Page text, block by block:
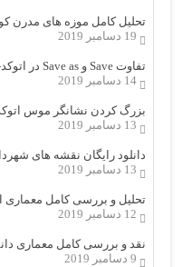
تحلیل کامل موزه های مدرن
19 دسامبر 2019
تفاوت Save و Save as در اتوکد-زمان autocad Save as
14 دسامبر 2019
بزرگ کردن نشانگر موس
13 دسامبر 2019
دانلود رایگان نقشه های
13 دسامبر 2019
تحلیل و بررسی کامل معماری
12 دسامبر 2019
نقد و بررسی کامل معماری
9 دسامبر 2019